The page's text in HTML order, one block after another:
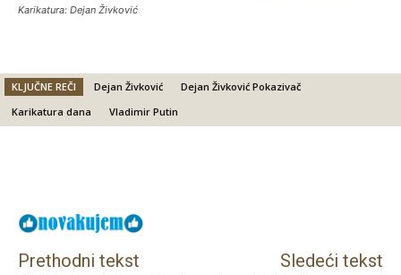
Karikatura: Dejan Živković
KLJUČNE REČI Dejan Živković
Dejan Živković Pokazivač
Karikatura dana
Vladimir Putin
Prethodni tekst Sledeći tekst